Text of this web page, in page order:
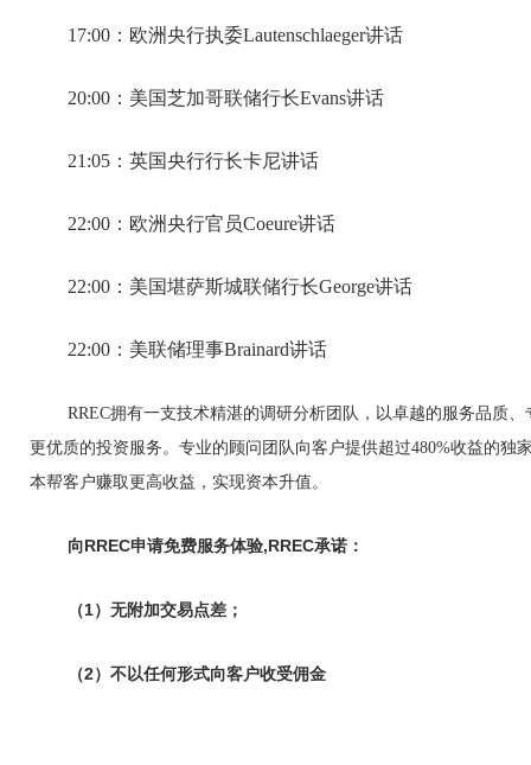
17:00：欧洲央行执委Lautenschlaeger讲话
20:00：美国芝加哥联储行长Evans讲话
21:05：英国央行行长卡尼讲话
22:00：欧洲央行官员Coeure讲话
22:00：美国堪萨斯城联储行长George讲话
22:00：美联储理事Brainard讲话
RREC拥有一支技术精湛的调研分析团队，以卓越的服务品质
更优质的投资服务。专业的顾问团队向客户提供超过480%收益的
本帮客户赚取更高收益，实现资本升值。
向RREC申请免费服务体验,RREC承诺：
（1）无附加交易点差；
（2）不以任何形式向客户收受佣金